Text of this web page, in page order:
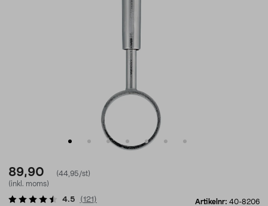
89,90
(44,95/st)
(inkl. moms)
Artikelnr: 40-8206
4.5 (121 )